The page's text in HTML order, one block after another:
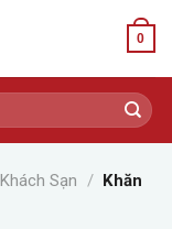
0
Sạn / Khăn